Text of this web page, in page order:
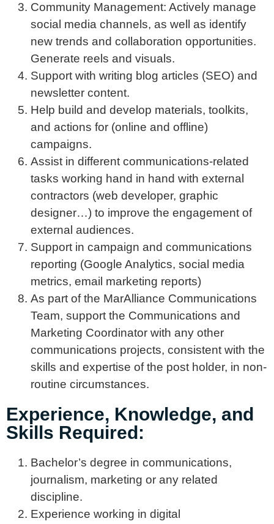
Community Management: Actively manage
social media channels, as well as identify
new trends and collaboration opportunities.
Generate reels and visuals.
Support with writing blog articles (SEO) and
newsletter content.
Help build and develop materials, toolkits,
and actions for (online and offline)
campaigns.
Assist in different communications-related
tasks working hand in hand with external
contractors (web developer, graphic
designer…) to improve the engagement of
external audiences.
Support in campaign and communications
reporting (Google Analytics, social media
metrics, email marketing reports)
As part of the MarAlliance Communications
Team, support the Communications and
Marketing Coordinator with any other
communications projects, consistent with the
skills and expertise of the post holder, in non-
routine circumstances.
Experience, Knowledge, and
Skills Required:
Bachelor’s degree in communications,
journalism, marketing or any related
discipline.
Experience working in digital